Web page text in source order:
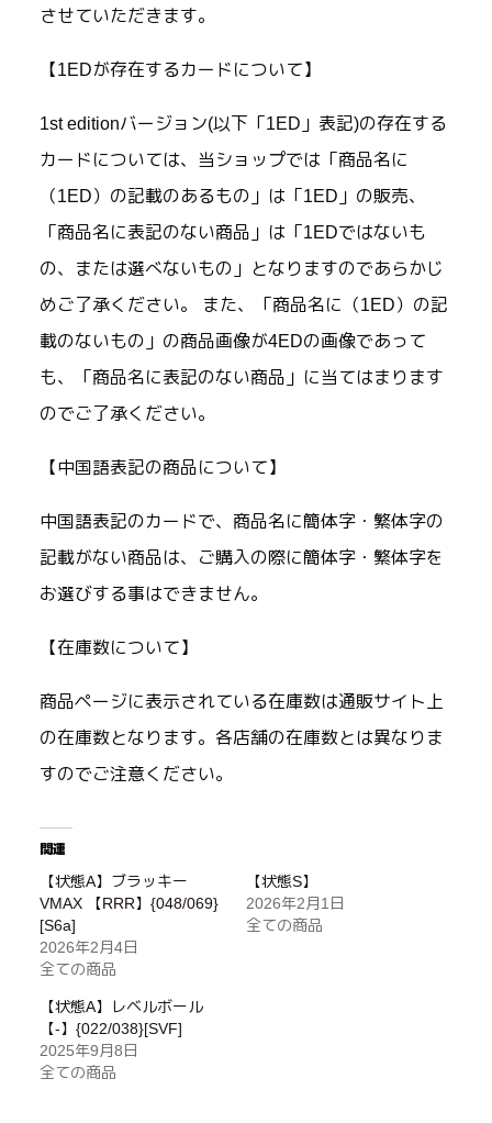
させていただきます。
【1EDが存在するカードについて】
1st editionバージョン(以下「1ED」表記)の存在する
カードについては、当ショップでは「商品名に
（1ED）の記載のあるもの」は「1ED」の販売、
「商品名に表記のない商品」は「1EDではないも
の、または選べないもの」となりますのであらかじ
めご了承ください。 また、「商品名に（1ED）の記
載のないもの」の商品画像が4EDの画像であって
も、「商品名に表記のない商品」に当てはまります
のでご了承ください。
【中国語表記の商品について】
中国語表記のカードで、商品名に簡体字・繁体字の
記載がない商品は、ご購入の際に簡体字・繁体字を
お選びする事はできません。
【在庫数について】
商品ページに表示されている在庫数は通販サイト上
の在庫数となります。各店舗の在庫数とは異なりま
すのでご注意ください。
関連
【状態A】ブラッキー
VMAX 【RRR】{048/069}
[S6a]
2026年2月4日
全ての商品
【状態S】
2026年2月1日
全ての商品
【状態A】レベルボール
【-】{022/038}[SVF]
2025年9月8日
全ての商品